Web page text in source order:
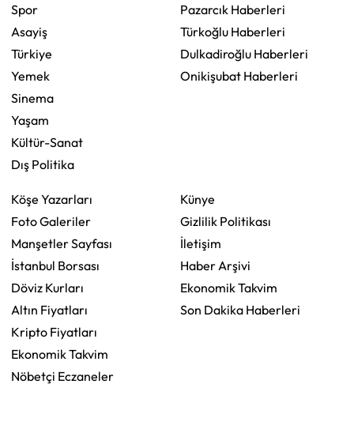
Spor
Asayiş
Türkiye
Yemek
Sinema
Yaşam
Kültür-Sanat
Dış Politika
Pazarcık Haberleri
Türkoğlu Haberleri
Dulkadiroğlu Haberleri
Onikişubat Haberleri
Köşe Yazarları
Foto Galeriler
Manşetler Sayfası
İstanbul Borsası
Döviz Kurları
Altın Fiyatları
Kripto Fiyatları
Ekonomik Takvim
Nöbetçi Eczaneler
Künye
Gizlilik Politikası
İletişim
Haber Arşivi
Ekonomik Takvim
Son Dakika Haberleri